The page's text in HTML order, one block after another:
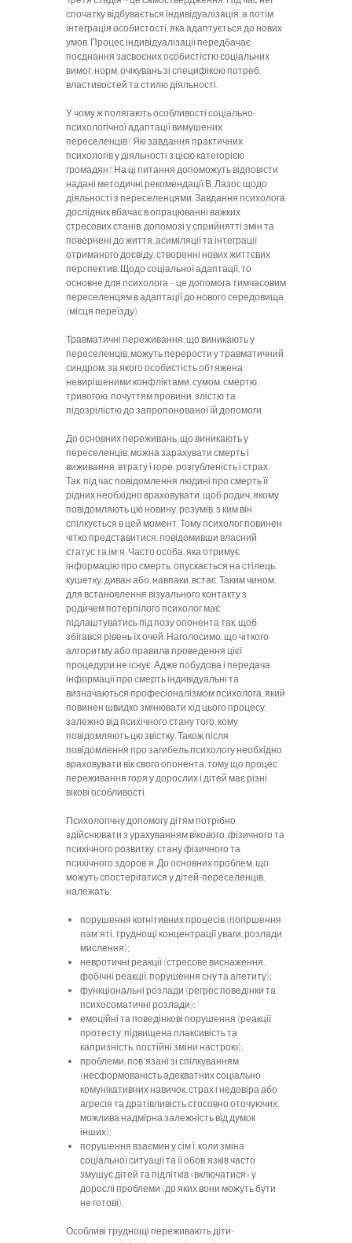
спочатку відбувається індивідуалізація, а потім
інтеграція особистості, яка адаптується до нових
умов. Процес індивідуалізації передбачає
поєднання засвоєних особистістю соціальних
вимог, норм, очікувань зі специфікою потреб,
властивостей та стилю діяльності.
У чому ж полягають особливості соціально-
психологічної адаптації вимушених
переселенців? Які завдання практичних
психологів у діяльності з цією категорією
громадян? На ці питання допоможуть відповісти
надані методичні рекомендації В. Лазос щодо
діяльності з переселенцями. Завдання психолога
дослідник вбачає в опрацюванні важких
стресових станів, допомозі у сприйнятті змін та
повернені до життя, асиміляції та інтеграції
отриманого досвіду, створенні нових життєвих
перспектив. Щодо соціальної адаптації, то
основне для психолога – це допомога тимчасовим
переселенцям в адаптації до нового середовища
(місця переїзду).
Травматичні переживання, що виникають у
переселенців, можуть перерости у травматичний
синдром, за якого особистість обтяжена
невирішеними конфліктами, сумом, смертю,
тривогою, почуттям провини, злістю та
підозрілістю до запропонованої їй допомоги.
До основних переживань, що виникають у
переселенців, можна зарахувати смерть і
виживання, втрату і горе, розгубленість і страх.
Так, під час повідомлення людині про смерть її
рідних необхідно враховувати, щоб родич, якому
повідомляють цю новину, розумів, з ким він
спілкується в цей момент. Тому психолог повинен
чітко представитися, повідомивши власний
статус та ім'я. Часто особа, яка отримує
інформацію про смерть, опускається на стілець,
кушетку, диван або, навпаки, встає. Таким чином,
для встановлення візуального контакту з
родичем потерпілого психолог має
підлаштуватись під позу опонента так, щоб
збігався рівень їх очей. Наголосимо, що чіткого
алгоритму або правила проведення цієї
процедури не існує. Адже побудова і передача
інформації про смерть індивідуальні та
визначаються професіоналізмом психолога, який
повинен швидко змінювати хід цього процесу,
залежно від психічного стану того, кому
повідомляють цю звістку. Також після
повідомлення про загибель психологу необхідно
враховувати вік свого опонента, тому що процес
переживання горя у дорослих і дітей має різні
вікові особливості.
Психологічну допомогу дітям потрібно
здійснювати з урахуванням вікового, фізичного та
психічного розвитку, стану фізичного та
психічного здоров'я. До основних проблем, що
можуть спостерігатися у дітей-переселенців,
належать:
порушення когнітивних процесів (погіршення
пам'яті, труднощі концентрації уваги, розлади
мислення);
невротичні реакції (стресове виснаження,
фобічні реакції, порушення сну та апетиту);
функціональні розлади (регрес поведінки та
психосоматичні розлади);
емоційні та поведінкові порушення (реакції
протесту, підвищена плаксивість та
капризність, постійні зміни настрою);
проблеми, пов'язані зі спілкуванням
(несформованість адекватних соціально-
комунікативних навичок, страх і недовіра або
агресія та дратівливість стосовно оточуючих,
можлива надмірна залежність від думок
інших);
порушення взаємин у сім’ї, коли зміна
соціальної ситуації та її обов'язків часто
змушує дітей та підлітків «включатися» у
дорослі проблеми (до яких вони можуть бути
не готові).
Особливі труднощі переживають діти-